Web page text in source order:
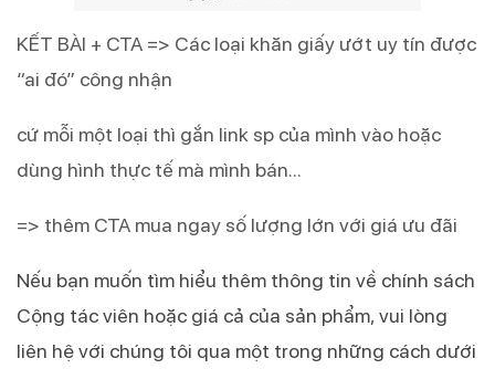
KẾT BÀI + CTA => Các loại khăn giấy ướt uy tín được
“ai đó” công nhận
cứ mỗi một loại thì gắn link sp của mình vào hoặc
dùng hình thực tế mà mình bán…
=> thêm CTA mua ngay số lượng lớn với giá ưu đãi
Nếu bạn muốn tìm hiểu thêm thông tin về chính sách
Cộng tác viên hoặc giá cả của sản phẩm, vui lòng
liên hệ với chúng tôi qua một trong những cách dưới